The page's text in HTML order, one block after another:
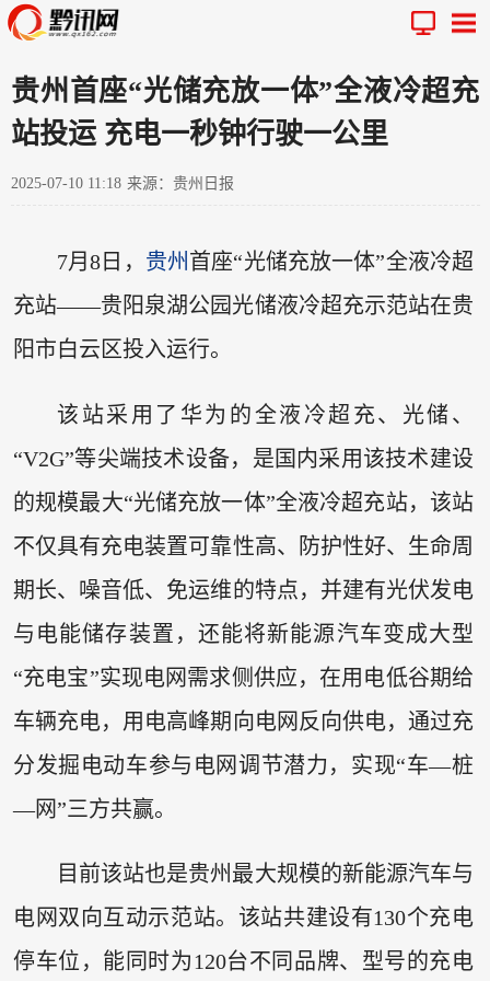
贵州首座“光储充放一体”全液冷超充
站投运 充电一秒钟行驶一公里
2025-07-10 11:18 来源：贵州日报
7月8日， 贵州 首座“光储充放一体”全液冷超
充站——贵阳泉湖公园光储液冷超充示范站在贵
阳市白云区投入运行。
该站采用了华为的全液冷超充、光储、
“V2G”等尖端技术设备，是国内采用该技术建设
的规模最大“光储充放一体”全液冷超充站，该站
不仅具有充电装置可靠性高、防护性好、生命周
期长、噪音低、免运维的特点，并建有光伏发电
与电能储存装置，还能将新能源汽车变成大型
“充电宝”实现电网需求侧供应，在用电低谷期给
车辆充电，用电高峰期向电网反向供电，通过充
分发掘电动车参与电网调节潜力，实现“车—桩
—网”三方共赢。
目前该站也是贵州最大规模的新能源汽车与
电网双向互动示范站。该站共建设有130个充电
停车位，能同时为120台不同品牌、型号的充电